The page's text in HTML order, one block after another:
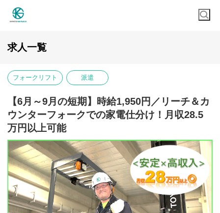
求人一覧
フォークリフト 派遣
【6月～9月の短期】時給1,950円／リーチ＆カ
ウンターフォークでの家電仕分け！月収28.5
万円以上可能